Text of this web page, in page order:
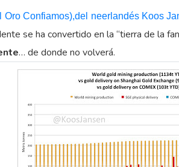
Oro Confiamos),del neerlandés Koos
se ha convertido en la “tierra de la
… de donde no volverá.